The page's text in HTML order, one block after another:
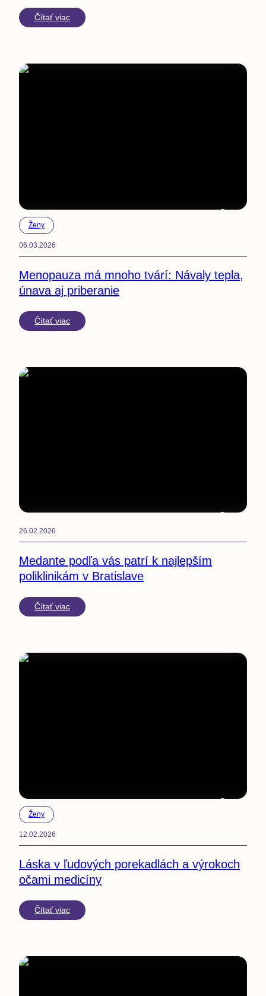
Čítať viac
06.03.2026
Ženy
Menopauza má mnoho tvárí: Návaly tepla,
únava aj priberanie
Čítať viac
26.02.2026
Medante podľa vás patrí k najlepším
poliklinikám v Bratislave
Čítať viac
12.02.2026
Ženy
Láska v ľudových porekadlách a výrokoch
očami medicíny
Čítať viac